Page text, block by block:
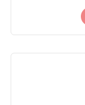
岳、烏帽子岳
の大パノラマ
です。周辺には
界を代表する
動して、大観
眺める阿蘇五
その他のテー
ミステリ